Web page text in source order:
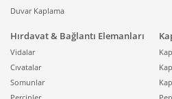
Duvar Kaplama
Hırdavat & Bağlantı Elemanları
Vidalar
Cıvatalar
Somunlar